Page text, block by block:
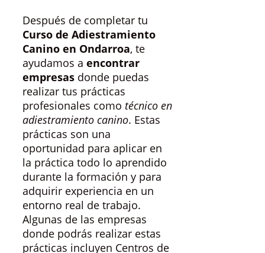
Después de completar tu
Curso de Adiestramiento
Canino en Ondarroa, te
ayudamos a encontrar
empresas donde puedas
realizar tus prácticas
profesionales como técnico en
adiestramiento canino. Estas
prácticas son una
oportunidad para aplicar en
la práctica todo lo aprendido
durante la formación y para
adquirir experiencia en un
entorno real de trabajo.
Algunas de las empresas
donde podrás realizar estas
prácticas incluyen Centros de